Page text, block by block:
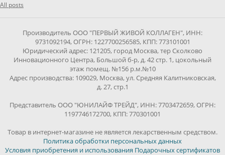
All posts
Производитель ООО "ПЕРВЫЙ ЖИВОЙ КОЛЛАГЕН", ИНН:
9731092194, ОГРН: 1227700256585, КПП: 773101001
Юридический адрес: 121205, город Москва, тер Сколково
Инновационного Центра, Большой б-р, д. 42 стр. 1, цокольный
этаж помещ. №156 р.м.№10
Адрес производства: 109029, Москва, ул. Средняя Калитниковская,
д. 27, стр.1
Представитель ООО "ЮНИЛАЙФ ТРЕЙД", ИНН: 7703472659, ОГРН:
1197746172700, КПП: 770301001
Товар в интернет-магазине не является лекарственным средством.
Политика обработки персональных данных
Условия приобретения и использования Подарочных сертификатов